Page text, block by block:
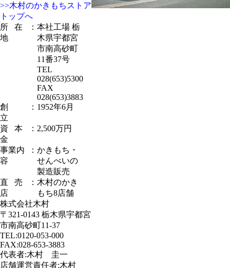
>>木村のかきもちストア
トップへ
所
在
地
： 本社工場 栃
木県宇都宮
市南高砂町
11番37号
TEL
028(653)5300
FAX
028(653)3883
創
立
： 1952年6月
資 本
金
： 2,500万円
事業内
容
： かきもち・
せんべいの
製造販売
直
売
店
： 木村のかき
もち8店舗
株式会社木村
〒321-0143 栃木県宇都宮
市南高砂町11-37
TEL:0120-053-000
FAX:028-653-3883
代表者:木村 圭一
店舗運営責任者:木村